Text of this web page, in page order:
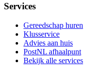
Services
Gereedschap huren
Klusservice
Advies aan huis
PostNL afhaalpunt
Bekijk alle services